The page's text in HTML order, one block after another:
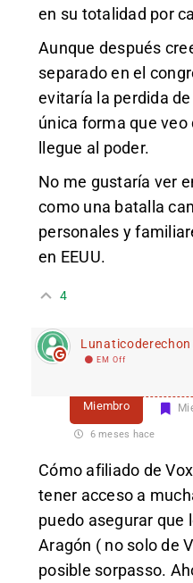
en su totalidad por
Aunque después
separado en el
evitaría la perdida
única forma que
llegue al poder.
No me gustaría ver
como una batalla
personales y
en EEUU.
4
Lunaticoderechon
EM Off
Miembro
6 meses hace
Cómo afiliado de
tener acceso a
puedo asegurar que
Aragón ( no solo de
posible sorpasso.